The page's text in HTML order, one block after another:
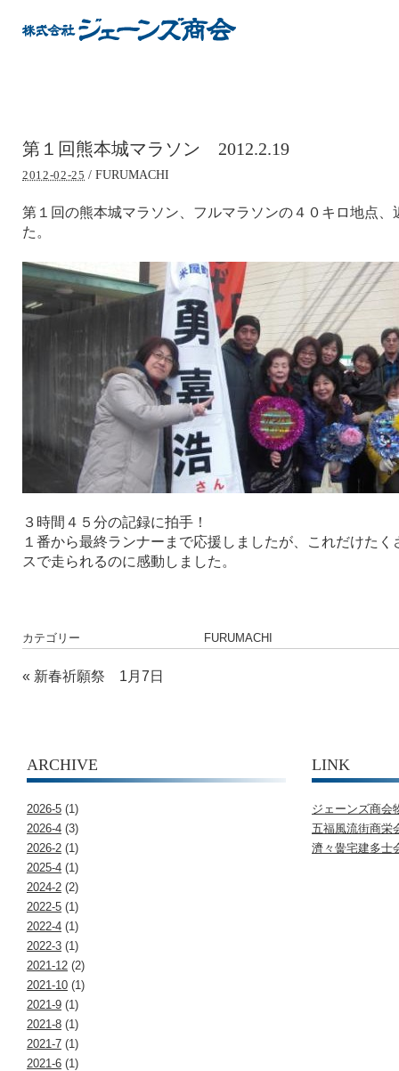
第１回熊本城マラソン 2012.2.19
2012-02-25 /FURUMACHI
第１回の熊本城マラソン、フルマラソンの４０キロ地点
た。
３時間４５分の記録に拍手！
１番から最終ランナーまで応援しましたが、これだけた
スで走られるのに感動しました。
カテゴリー FURUMACHI
« 新春祈願祭 1月7日
ARCHIVE
2026-5 (1)
2026-4 (3)
2026-2 (1)
2025-4 (1)
2024-2 (2)
2022-5 (1)
2022-4 (1)
2022-3 (1)
2021-12 (2)
2021-10 (1)
2021-9 (1)
2021-8 (1)
2021-7 (1)
2021-6 (1)
LINK
ジェーンズ商会
五福風流街商栄
濟々黌宅建多士